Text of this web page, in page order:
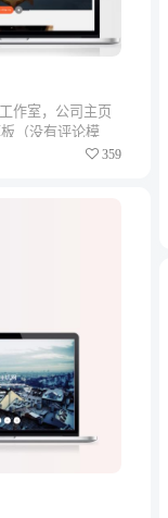
作室，公司主页
（没有评论模
359